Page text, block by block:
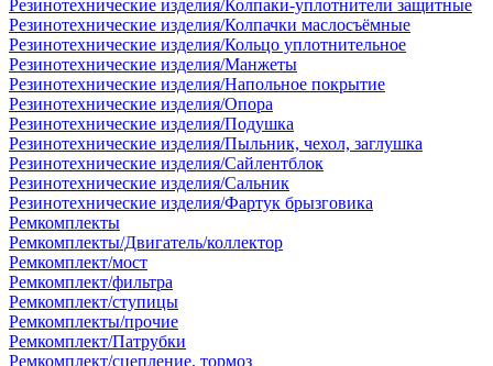
Резинотехнические изделия/Колпаки-уплотнители защитные
Резинотехнические изделия/Колпачки маслосъёмные
Резинотехнические изделия/Кольцо уплотнительное
Резинотехнические изделия/Манжеты
Резинотехнические изделия/Напольное покрытие
Резинотехнические изделия/Опора
Резинотехнические изделия/Подушка
Резинотехнические изделия/Пыльник, чехол, заглушка
Резинотехнические изделия/Сайлентблок
Резинотехнические изделия/Сальник
Резинотехнические изделия/Фартук брызговика
Ремкомплекты
Ремкомплекты/Двигатель/коллектор
Ремкомплект/мост
Ремкомплект/фильтра
Ремкомплект/ступицы
Ремкомплекты/прочие
Ремкомплект/Патрубки
Ремкомплект/сцепление, тормоз